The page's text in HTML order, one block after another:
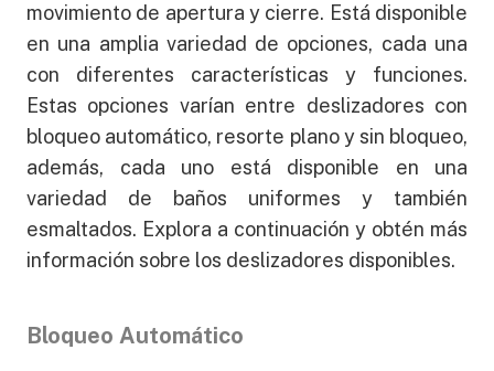
movimiento de apertura y cierre. Está disponible
en una amplia variedad de opciones, cada una
con diferentes características y funciones.
Estas opciones varían entre deslizadores con
bloqueo automático, resorte plano y sin bloqueo,
además, cada uno está disponible en una
variedad de baños uniformes y también
esmaltados. Explora a continuación y obtén más
información sobre los deslizadores disponibles.
Bloqueo Automático